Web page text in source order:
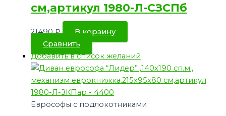
см,артикул 1980-Л-СЗСПб
21490₽
В корзину
Сравнить
Добавить в список желаний
Еврософы с подлокотниками